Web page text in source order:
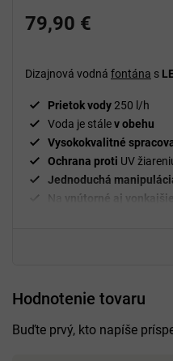
79,90 €
Dizajnová vodná fontána s
Prietok vody 250 l/h
Voda je stálev obehu
Vysokokvalitné
Ochrana proti UV
Jednoduchá
Na vnútorné aj vonkajšie
Hodnotenie tovaru
Buďte prvý, kto napíše